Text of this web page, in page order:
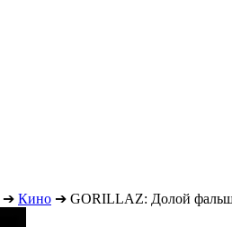
➔ Кино ➔ GORILLAZ: Долой